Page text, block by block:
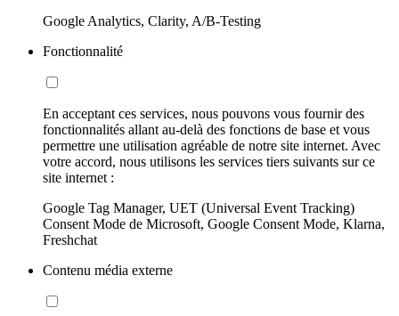
Google Analytics, Clarity, A/B-Testing
Fonctionnalité
En acceptant ces services, nous pouvons vous fournir des
fonctionnalités allant au-delà des fonctions de base et vous
permettre une utilisation agréable de notre site internet. Avec
votre accord, nous utilisons les services tiers suivants sur ce
site internet :
Google Tag Manager, UET (Universal Event Tracking)
Consent Mode de Microsoft, Google Consent Mode, Klarna,
Freshchat
Contenu média externe